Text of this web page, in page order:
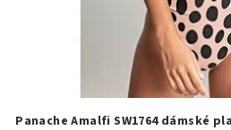
Panache Amalfi SW1764 dámské